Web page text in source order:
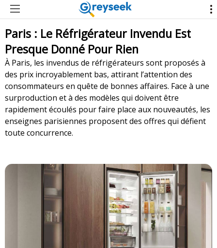
Paris : Le Réfrigérateur Invendu Est
Presque Donné Pour Rien
À Paris, les invendus de réfrigérateurs sont proposés à
des prix incroyablement bas, attirant l’attention des
consommateurs en quête de bonnes affaires. Face à une
surproduction et à des modèles qui doivent être
rapidement écoulés pour faire place aux nouveautés, les
enseignes parisiennes proposent des offres qui défient
toute concurrence.